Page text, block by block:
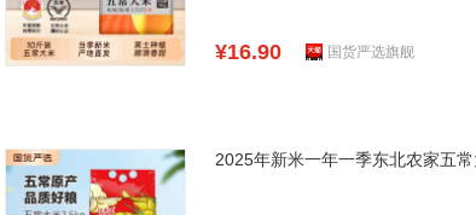
¥16.90 国货严选旗舰
2025年新米一年一季东北农家五